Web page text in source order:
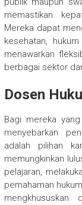
memastikan
Mereka dapat
kesehatan,
menawarkan
berbagai sektor
Dosen
Bagi mereka
menyebarkan
adalah pilihan
memungkinkan
pelajaran,
pemahaman